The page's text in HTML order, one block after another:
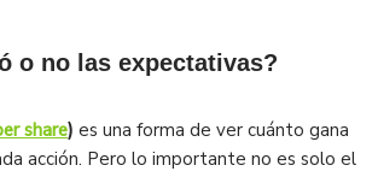
o no las expectativas?
share) es una forma de ver cuánto gana
acción. Pero lo importante no es solo el